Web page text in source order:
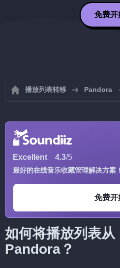
免费开
播放列表转移 Pandora
Excellent 4.3/5
最好的在线音乐收藏管理解决方案！
免费开
如何将播放列表从
Pandora？